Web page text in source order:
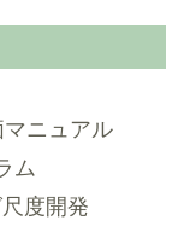
ニュアル
ム
度開発